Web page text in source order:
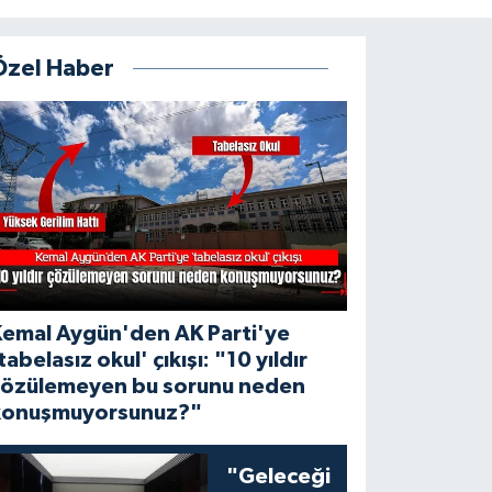
Haber
Aygün'den AK Parti'ye
okul' çıkışı: "10 yıldır
bu sorunu neden
"Geleceği